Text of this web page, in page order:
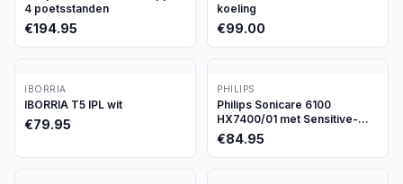
4 poetsstanden
€194.95
koeling
€99.00
IBORRIA
IBORRIA T5 IPL wit
€79.95
PHILIPS
Philips Sonicare 6100
HX7400/01 met Sensitive-
stand
€84.95